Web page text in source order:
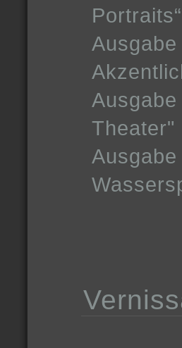
Portraits“
Theater"